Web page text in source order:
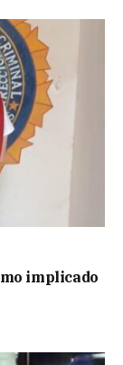
implicado